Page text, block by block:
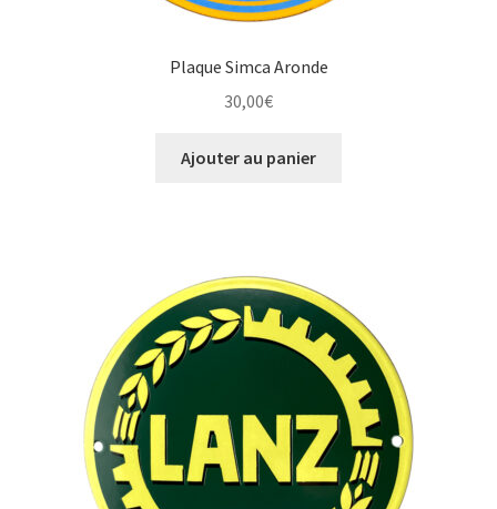
Plaque Simca Aronde
30,00€
Ajouter au panier